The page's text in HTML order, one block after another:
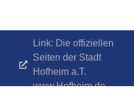
Link: Die offiziellen
Seiten der Stadt
Hofheim a.T.
www.Hofheim.de